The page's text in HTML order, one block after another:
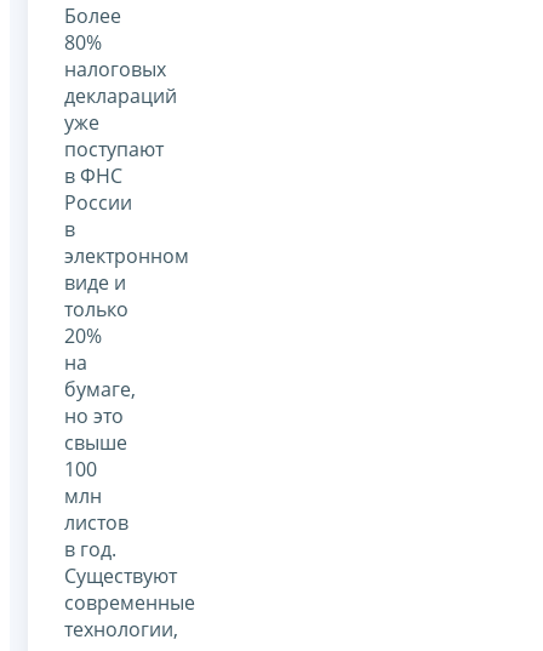
Более
80%
налоговых
деклараций
уже
поступают
в ФНС
России
в
электронном
виде и
только
20%
на
бумаге,
но это
свыше
100
млн
листов
в год.
Существуют
современные
технологии,